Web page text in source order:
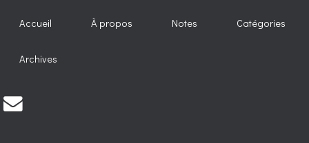
Accueil À propos Notes Catégories
Archives